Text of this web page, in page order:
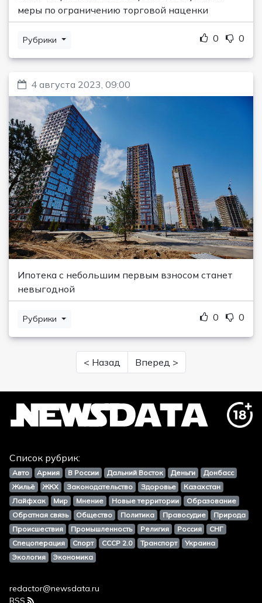
меры по ограничению торговой наценки
Рубрики 0 0
4 августа 2023, 09:00
Ипотека с небольшим первым взносом станет
невыгодной
Рубрики 0 0
< Назад Вперед >
Список рубрик:
Авто Армия В России Дальний Восток Деньги
Донбасс
Жильё
ЖКХ Законодательство Здоровье
Казахстан
Лайфхак
Мир Мнение Новые территории
Образование
Обратная связь
Общество Политика Правосудие
Природа
Происшествия
Промышленность Религия Россия
СНГ
Спецоперация
Спорт СССР 2.0 Транспорт
Украина
Экология
Экономика
redactor@newsdata.ru
RSS